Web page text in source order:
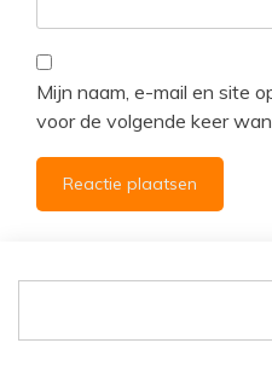
Mijn naam, e-mail en site
voor de volgende keer